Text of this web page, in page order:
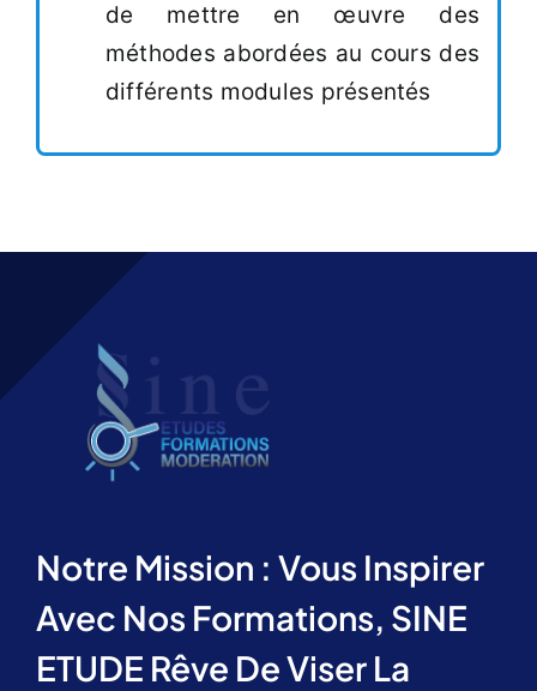
de mettre en œuvre des
méthodes abordées au cours des
différents modules présentés
Notre Mission : Vous Inspirer
Avec Nos Formations, SINE
ETUDE Rêve De Viser La